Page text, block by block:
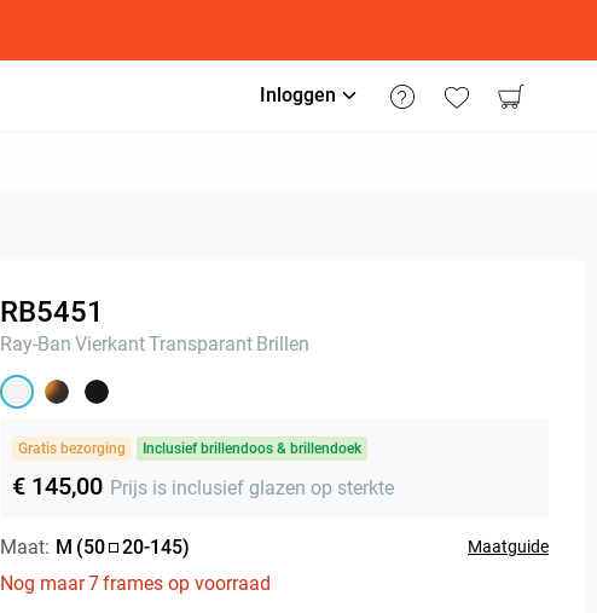
Inloggen
RB5451
Ray-Ban VierkantTransparant Brillen
Gratis bezorging Inclusief brillendoos & brillendoek
€ 145,00 Prijs is inclusief glazen op sterkte
Maat: M (50 20-145) Maatguide
Nog maar7frames op voorraad